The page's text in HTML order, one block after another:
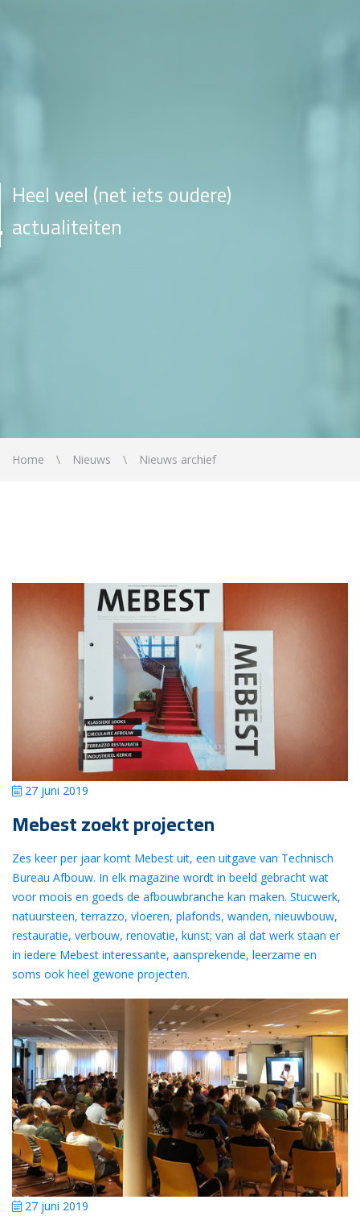
Heel veel (net iets oudere)
actualiteiten
Home Nieuws Nieuws archief
27 juni 2019
Mebest zoekt projecten
Zes keer per jaar komt Mebest uit, een uitgave van Technisch
Bureau Afbouw. In elk magazine wordt in beeld gebracht wat
voor moois en goeds de afbouwbranche kan maken. Stucwerk,
natuursteen, terrazzo, vloeren, plafonds, wanden, nieuwbouw,
restauratie, verbouw, renovatie, kunst; van al dat werk staan er
in iedere Mebest interessante, aansprekende, leerzame en
soms ook heel gewone projecten.
27 juni 2019